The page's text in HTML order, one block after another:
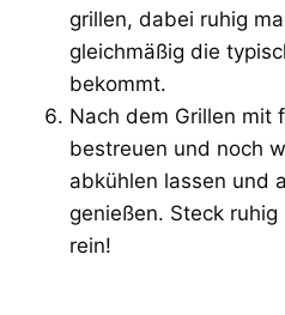
grillen, dabei ruhig
gleichmäßig die
bekommt.
Nach dem Grillen mit
bestreuen und noch
abkühlen lassen und
genießen. Steck
rein!